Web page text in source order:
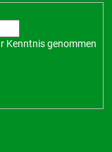
Kenntnis genommen